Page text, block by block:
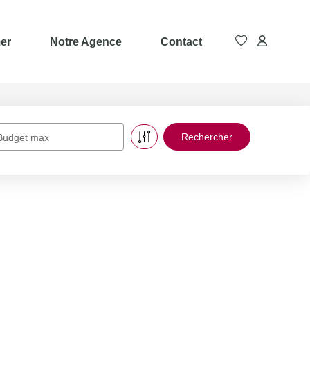
Notre Agence Contact
max